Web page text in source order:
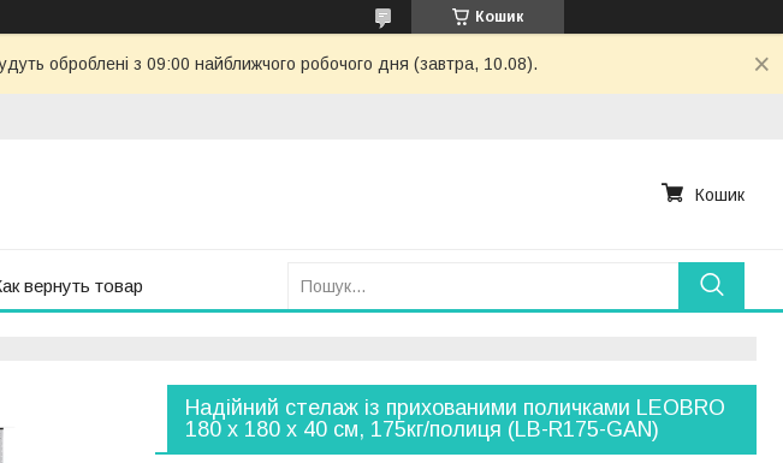
Кошик
оброблені з 09:00 найближчого робочого дня (завтра, 10.08).
Кошик
вернуть товар
Надійний стелаж із прихованими поличками LEOBRO
180 х 180 х 40 см, 175кг/полиця (LB-R175-GAN)